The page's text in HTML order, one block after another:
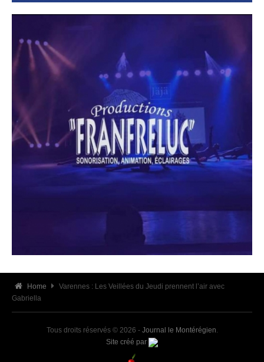
Home
Varennes : Les Veillées du Jeudi prennent l’air avec
Gabriella
Tous droits réservés © 2026 - Journal le Montérégien.
Site créé par